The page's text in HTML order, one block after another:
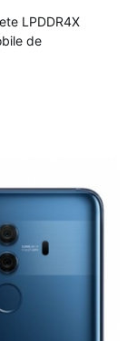
LPDDR4X
de